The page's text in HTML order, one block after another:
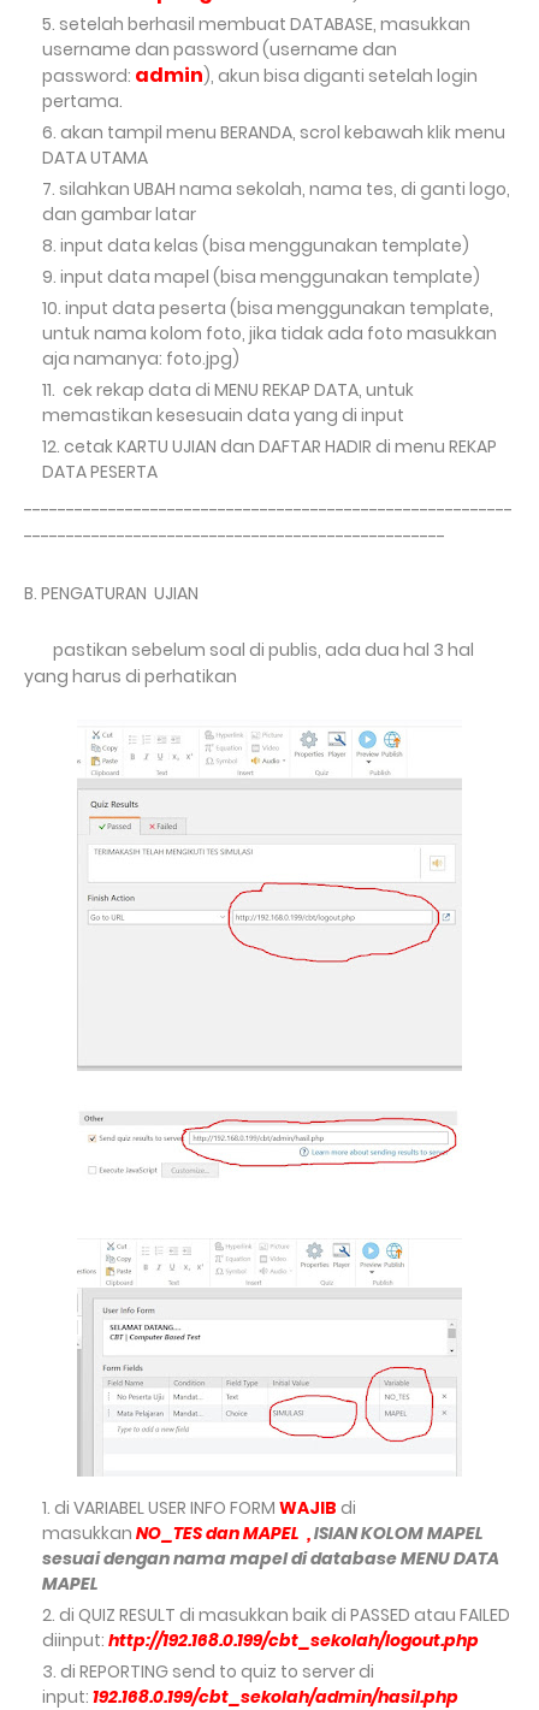
setelah berhasil membuat DATABASE, masukkan
username dan password (username dan
password: admin), akun bisa diganti setelah login
pertama.
akan tampil menu BERANDA, scrol kebawah klik menu
DATA UTAMA
silahkan UBAH nama sekolah, nama tes, di ganti logo,
dan gambar latar
input data kelas (bisa menggunakan template)
input data mapel (bisa menggunakan template)
input data peserta (bisa menggunakan template,
untuk nama kolom foto, jika tidak ada foto masukkan
aja namanya: foto.jpg)
cek rekap data di MENU REKAP DATA, untuk
memastikan kesesuain data yang di input
cetak KARTU UJIAN dan DAFTAR HADIR di menu REKAP
DATA PESERTA
----------------------------------------------------------
--------------------------------------------------
B. PENGATURAN UJIAN
pastikan sebelum soal di publis, ada dua hal 3 hal
yang harus di perhatikan
di VARIABEL USER INFO FORM WAJIB di
masukkan NO_TES danMAPEL ,ISIAN KOLOM MAPEL
sesuai dengan nama mapel di database MENU DATA
MAPEL
di QUIZ RESULT di masukkan baik di PASSED atau FAILED
diinput: http://192.168.0.199/cbt_sekolah/logout.php
di REPORTING send to quiz to server di
input: 192.168.0.199/cbt_sekolah/admin/hasil.php